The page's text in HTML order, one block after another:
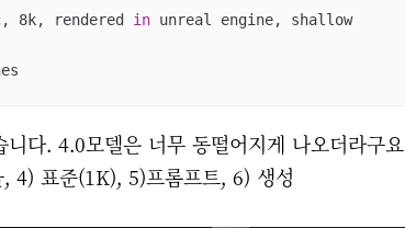
8k, rendered in unreal engine, shallow
다. 4.0모델은 너무 동떨어지게 나오더라구요
표준(1K), 5)프롬프트, 6) 생성